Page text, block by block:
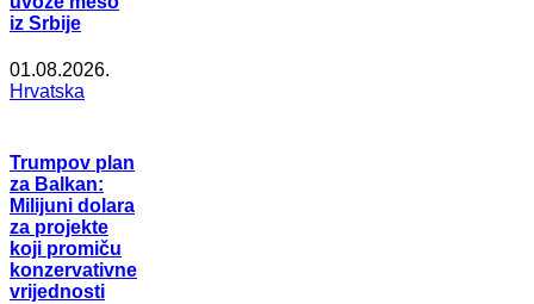
iz Srbije
01.08.2026.
Hrvatska
Trumpov plan
za Balkan:
Milijuni dolara
za projekte
koji promiču
konzervativne
vrijednosti